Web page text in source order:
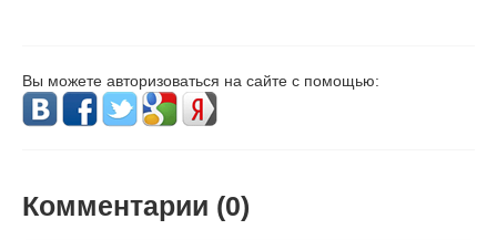
Вы можете авторизоваться на сайте с помощью:
Комментарии (0)